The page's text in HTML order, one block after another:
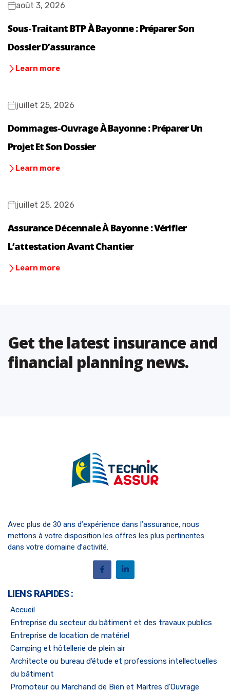
août 3, 2026
Sous-Traitant BTP À Bayonne : Préparer Son
Dossier D’assurance
Learn more
juillet 25, 2026
Dommages-Ouvrage À Bayonne : Préparer Un
Projet Et Son Dossier
Learn more
juillet 25, 2026
Assurance Décennale À Bayonne : Vérifier
L’attestation Avant Chantier
Learn more
Get the latest insurance and
financial planning news.
Avec plus de 30 ans d’expérience dans l’assurance, nous
mettons à votre disposition les offres les plus pertinentes
dans votre domaine d’activité.
LIENS RAPIDES :
Accueil
Entreprise du secteur du bâtiment et des travaux publics
Entreprise de location de matériel
Camping et hôtellerie de plein air
Architecte ou bureau d’étude et professions intellectuelles
du bâtiment
Promoteur ou Marchand de Bien et Maitres d'Ouvrage